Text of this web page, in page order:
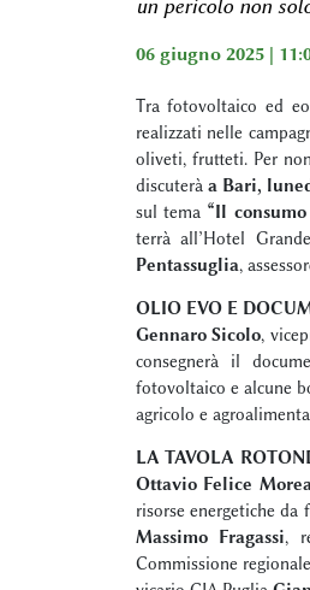
un pericolo non
06 giugno 2025 |
Tra fotovoltaico ed
realizzati nelle
oliveti, frutteti. Per
discuterà a Bari,
sul tema“Il
terrà all’Hotel
Pentassuglia,
OLIO EVO E
Gennaro Sicolo,
consegnerà il
fotovoltaico e alcune
agricolo e
LA TAVOLA
Ottavio Felice
risorse energetiche
Massimo Fragassi,
Commissione